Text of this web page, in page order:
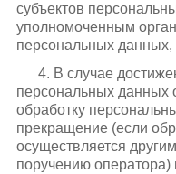
субъектов
уполномоченным
персональных данных,
4. В случае
персональных данных
обработку
прекращение (если
осуществляется
поручению оператора)